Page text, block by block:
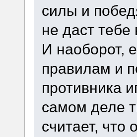
силы и
не даст
И наоборот,
правилам и
противника
самом деле
считает, что